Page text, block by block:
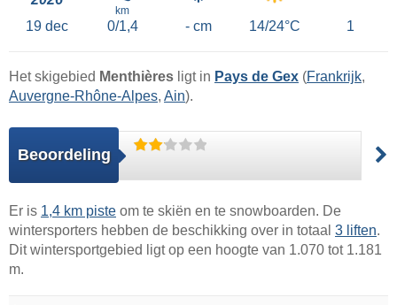
19 dec
km
0/1,4 - cm 14/24°C 1
Het skigebied Menthières ligt in Pays de Gex (Frankrijk,
Auvergne-Rhône-Alpes, Ain).
Beoordeling
Er is 1,4 km piste om te skiën en te snowboarden. De
wintersporters hebben de beschikking over in totaal 3 liften.
Dit wintersportgebied ligt op een hoogte van 1.070 tot 1.181
m.